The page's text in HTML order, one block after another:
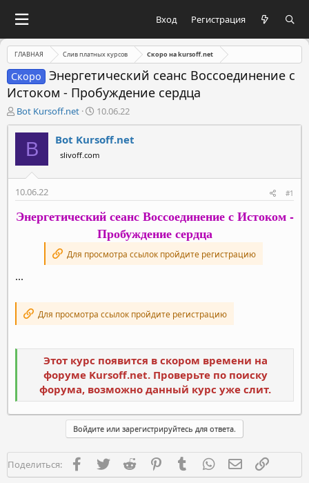
Вход Регистрация
ГЛАВНАЯ Слив платных курсов Скоро на kursoff.net
Скоро
Энергетический сеанс Воссоединение с
Истоком - Пробуждение сердца
А
в
т
м
ы
Bot Kursoff.net
Д
а
т
а
н
а
л
а
10.06.22
B Bot Kursoff.net
slivoff.com
10.06.22 #1
Энергетический сеанс Воссоединение с Истоком -
Пробуждение сердца
Для просмотра ссылок пройдите регистрацию
...
Для просмотра ссылок пройдите регистрацию
Этот курс появится в скором времени на
форуме Kursoff.net. Проверьте по поиску
форума, возможно данный курс уже слит.
Войдите или зарегистрируйтесь для ответа.
Поделиться: FacebookTwitter Reddit PinterestTumblr WhatsAppЭлектронная